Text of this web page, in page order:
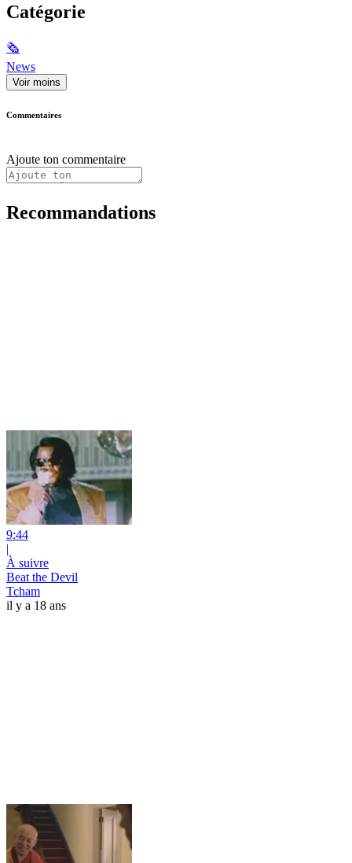
Catégorie
🗞
News
Voir moins
Commentaires
Ajoute ton commentaire
Recommandations
9:44
|
À suivre
Beat the Devil
Tcham
il y a 18 ans